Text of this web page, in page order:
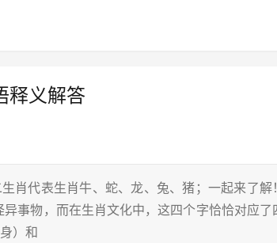
释义解答
肖代表生肖牛、蛇、龙、兔、猪；一起来了解！
事物，而在生肖文化中，这四个字恰恰对应了
）和